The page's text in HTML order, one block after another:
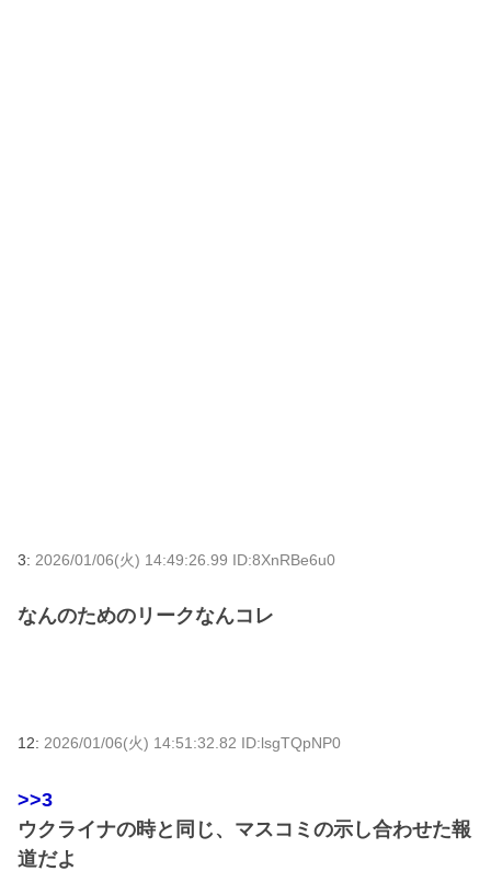
3: 2026/01/06(火) 14:49:26.99 ID:8XnRBe6u0
なんのためのリークなんコレ
12: 2026/01/06(火) 14:51:32.82 ID:lsgTQpNP0
>>3
ウクライナの時と同じ、マスコミの示し合わせた報
道だよ